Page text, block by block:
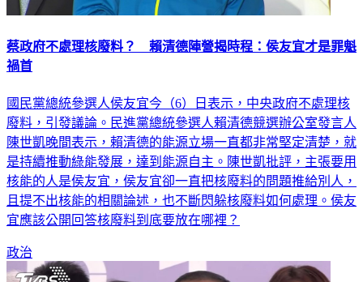
蔡政府不處理核廢料？ 賴清德陣營揭時程：侯友宜才是罪魁
禍首
國民黨總統參選人侯友宜今（6）日表示，中央政府不處理核
廢料，引發議論。民進黨總統參選人賴清德競選辦公室發言人
陳世凱晚間表示，賴清德的能源立場一直都非常堅定清楚，就
是持續推動綠能發展，達到能源自主。陳世凱批評，主張要用
核能的人是侯友宜，侯友宜卻一直把核廢料的問題推給別人，
且提不出核能的相關論述，也不斷閃躲核廢料如何處理。侯友
宜應該公開回答核廢料到底要放在哪裡？
政治